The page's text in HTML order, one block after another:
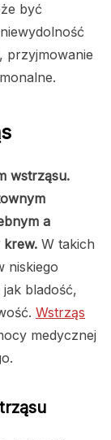
być
przyjmowanie
wstrząsu.
a
krew. W takich
niskiego
bladość,
Wstrząs
medycznej